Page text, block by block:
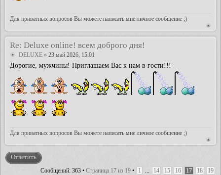
Для приватных вопросов Вы можете написать мне личное сообщение ;)
Re: Deluxe online! всем доброго дня!
DELUXE » 23 май 2026, 15:01
Дорогие, мужчины! Приглашаем Вас к нам в гости!!!
Для приватных вопросов Вы можете написать мне личное сообщение ;)
Ответить
Сообщений: 363 • Страница 17 из 19 • 1 ... 14 15 16 17 18 19